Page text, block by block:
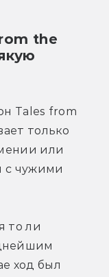
the
Tales from
только
или
с чужими
то ли
ход был